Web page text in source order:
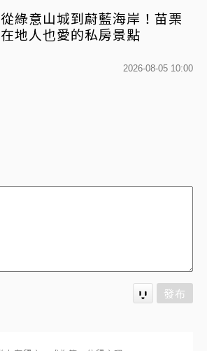
從綠意山城到蔚藍海岸！苗栗
在地人也愛的私房景點
2026-08-05 10:00
發布